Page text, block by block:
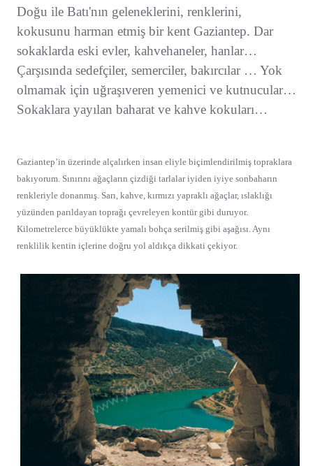
Doğu ile Batı'nın geleneklerini, renklerini,
kokusunu harman etmiş bir kent Gaziantep. Dar
sokaklarda eski evler, kahvehaneler, hanlar…
Çarşısında sedefçiler, semerciler, bakırcılar … Yok
olmamak için uğraşıveren yemenici ve kutnucular…
Sokaklara yayılan baharat ve kahve kokuları…
Gaziantep’in üzerinde alçalırken insan eliyle biçimlendirilmiş topraklara
bakıyorum. Sınırını ağaçların çizdiği tarlalar iyiden iyiye sonbaharın
renkleriyle donanmış. Sarı, kahve, kırmızı yapraklı ağaçlar, ıslaklığı
yüzünden parıldayan toprağı çevreleyen kontür gibi duruyor.
Kilometrelerce büyüklükte yamalı bohça serilmiş gibi aşağısı. Aynı
renklilik kentin içlerine doğru yol aldıkça dikkati çekiyor.